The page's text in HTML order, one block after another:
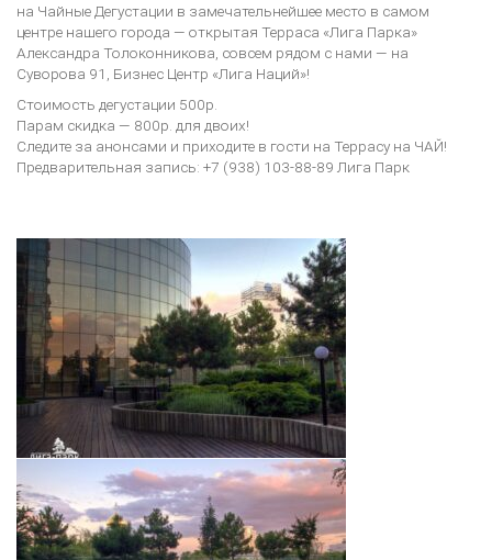
ТУРЫ ПО КИТАЮ
КОРЗИНА
Пуэры зелёные
жёлтые белые
красные Улуны
на Чайные Дегустации в замечательнейшее место в самом
центре нашего города — открытая Терраса «Лига Парка»
Александра Толоконникова, совсем рядом с нами — на
Суворова 91, Бизнес Центр «Лига Наций»!
Стоимость дегустации 500р.
Парам скидка — 800р. для двоих!
Следите за анонсами и приходите в гости на Террасу на ЧАЙ!
Предварительная запись: +7 (938) 103-88-89 Лига Парк